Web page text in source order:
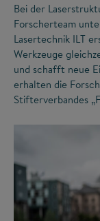
Bei der
Forscherteam
Lasertechnik ILT
Werkzeuge
und schafft neue
erhalten die
Stifterverbandes